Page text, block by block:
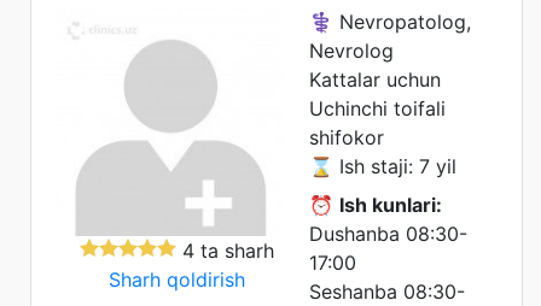
4 ta sharh
Sharh qoldirish
⚕️ Nevropatolog,
Nevrolog
Kattalar uchun
Uchinchi toifali
shifokor
⌛ Ish staji: 7 yil
⏰ Ish kunlari:
Dushanba 08:30-
17:00
Seshanba 08:30-